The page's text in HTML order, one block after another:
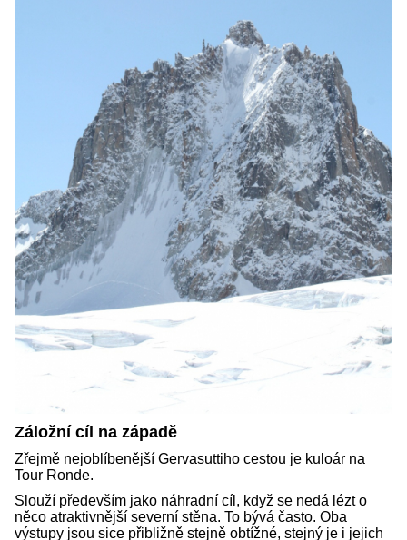
Záložní cíl na západě
Zřejmě nejoblíbenější Gervasuttiho cestou je kuloár na
Tour Ronde.
Slouží především jako náhradní cíl, když se nedá lézt o
něco atraktivnější severní stěna. To bývá často. Oba
výstupy jsou sice přibližně stejně obtížné, stejný je i jejich